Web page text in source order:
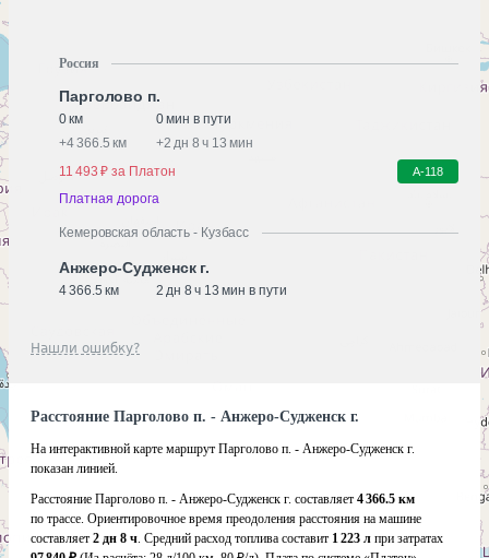
Россия
Парголово п.
0 км
0 мин в пути
+4 366.5 км +2 дн 8 ч 13 мин
11 493 ₽ за Платон
А-118
Платная дорога
Кемеровская область - Кузбасс
Анжеро-Судженск г.
4 366.5 км 2 дн 8 ч 13 мин в пути
Нашли ошибку?
Расстояние Парголово п. - Анжеро-Судженск г.
На интерактивной карте маршрут Парголово п. - Анжеро-Судженск г.
показан линией.
Расстояние Парголово п. - Анжеро-Судженск г. составляет 4 366.5 км
по трассе. Ориентировочное время преодоления расстояния на машине
составляет 2 дн 8 ч. Средний расход топлива составит 1 223 л при затратах